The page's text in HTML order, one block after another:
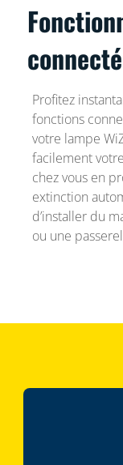
Profitez
fonctions
votre lampe
facilement
chez vous en
extinction
d’installer du
ou une